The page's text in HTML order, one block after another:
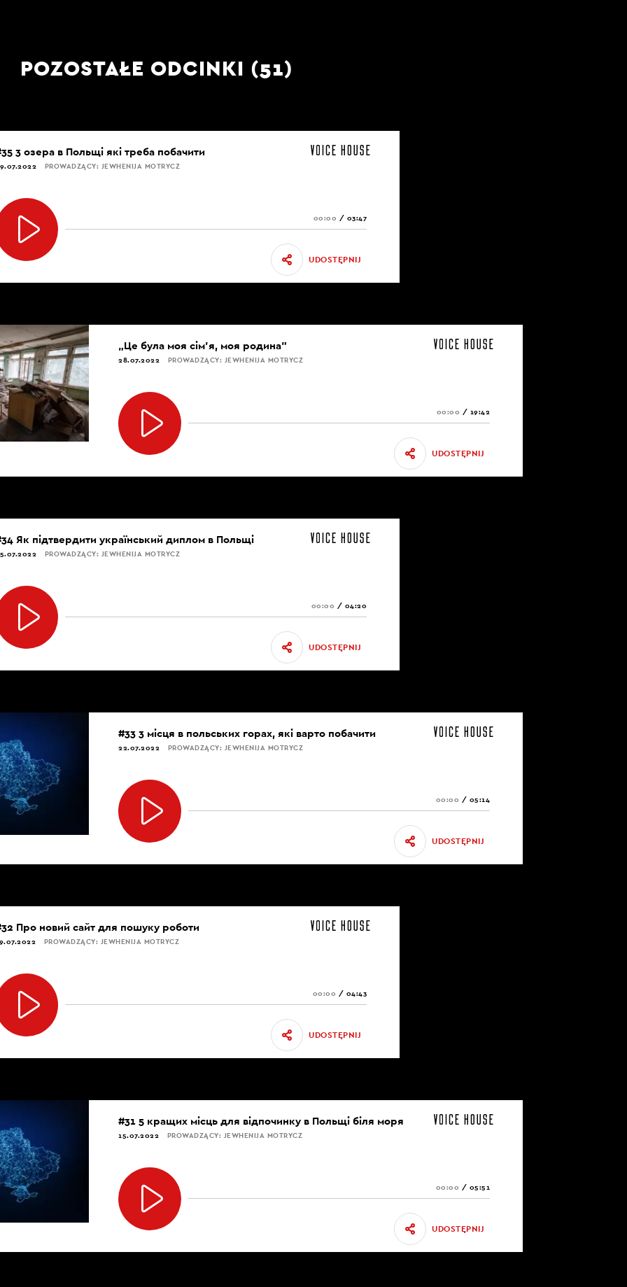
POZOSTAŁE ODCINKI (51)
3 озера в Польщі які треба побачити
PROWADZĄCY: JEWHENIJA MOTRYCZ
00:00 / 03:47
UDOSTĘPNIJ
„Це була моя сім’я, моя родина”
28.07.2022 PROWADZĄCY: JEWHENIJA MOTRYCZ
00:00 / 19:42
UDOSTĘPNIJ
Як підтвердити український диплом в Польщі
PROWADZĄCY: JEWHENIJA MOTRYCZ
00:00 / 04:20
UDOSTĘPNIJ
#33 3 місця в польських горах, які варто побачити
22.07.2022 PROWADZĄCY: JEWHENIJA MOTRYCZ
00:00 / 05:14
UDOSTĘPNIJ
Про новий сайт для пошуку роботи
PROWADZĄCY: JEWHENIJA MOTRYCZ
00:00 / 04:43
UDOSTĘPNIJ
#31 5 кращих місць для відпочинку в Польщі біля моря
15.07.2022 PROWADZĄCY: JEWHENIJA MOTRYCZ
00:00 / 05:51
UDOSTĘPNIJ